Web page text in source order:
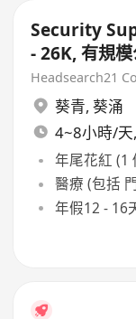
Security
- 26K, 有規
Headsearch21
葵青, 葵涌
4~8小時/
年尾花紅 (1
醫療 (包括
年假12 - 16